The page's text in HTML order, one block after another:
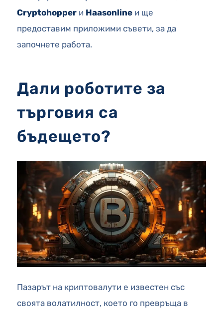
Cryptohopperи Haasonlineи ще
предоставим приложими съвети, за да
започнете работа.
Дали роботите за
търговия са
бъдещето?
Пазарът на криптовалути е известен със
своята волатилност, което го превръща в